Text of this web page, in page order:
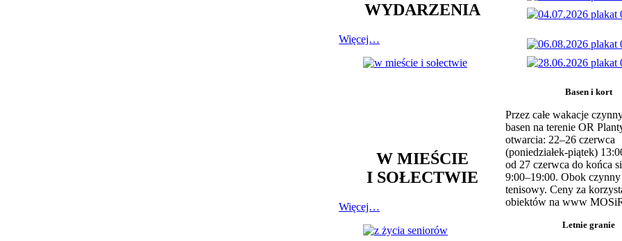
WYDARZENIA
Więcej…
W MIEŚCIE
I SOŁECTWIE
Więcej…
Basen i kort
Przez całe wakacje
basen na terenie OR
otwarcia: 22–26 czerwca
(poniedziałek-piątek)
od 27 czerwca do końca
9:00–19:00. Obok
tenisowy. Ceny za
obiektów na www
Letnie granie